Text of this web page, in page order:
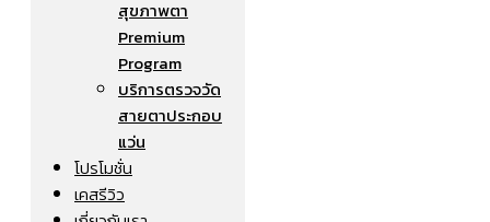
สุขภาพตา
Premium
Program
บริการตรวจวัด
สายตาประกอบ
แว่น
โปรโมชั่น
เคสรีวิว